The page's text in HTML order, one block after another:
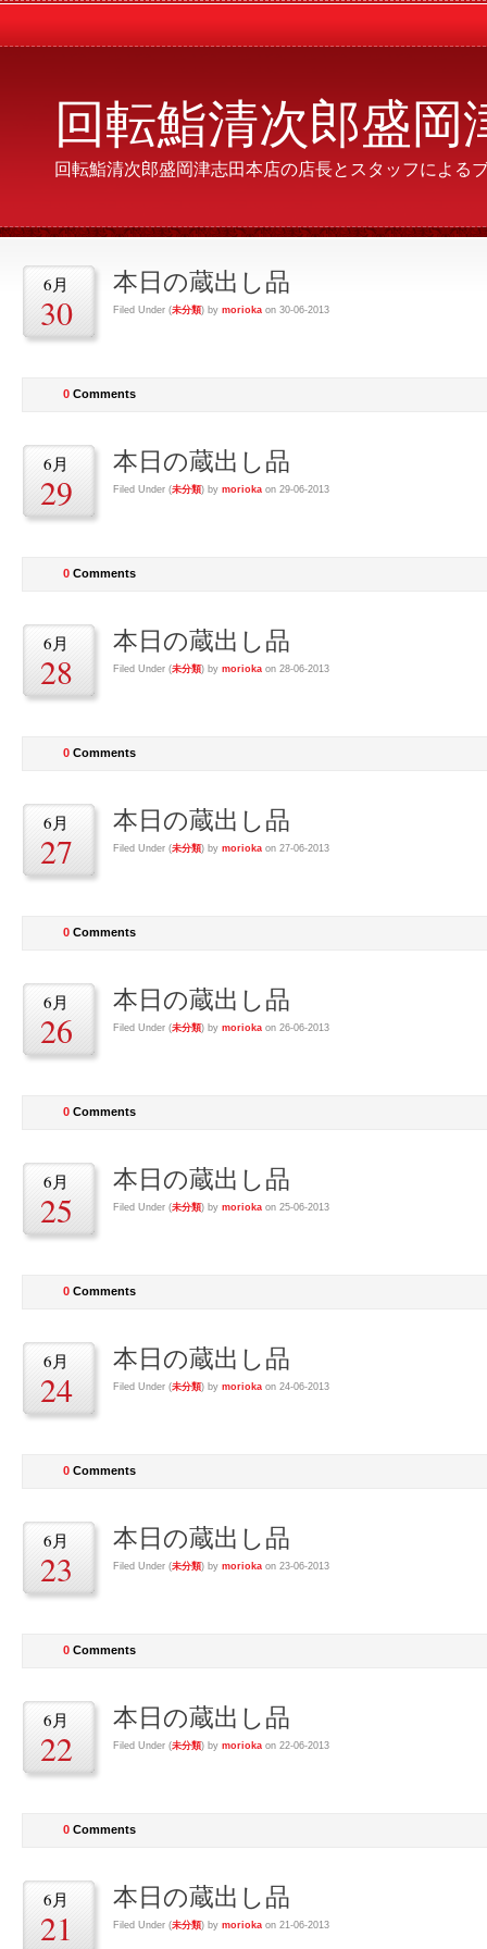
回転鮨清次郎盛
回転鮨清次郎盛岡津志田本店の店長とスタッフによる
6月
30
本日の蔵出し品
Filed Under (未分類) by morioka on 30-06-2013
0 Comments
6月
29
本日の蔵出し品
Filed Under (未分類) by morioka on 29-06-2013
0 Comments
6月
28
本日の蔵出し品
Filed Under (未分類) by morioka on 28-06-2013
0 Comments
6月
27
本日の蔵出し品
Filed Under (未分類) by morioka on 27-06-2013
0 Comments
6月
26
本日の蔵出し品
Filed Under (未分類) by morioka on 26-06-2013
0 Comments
6月
25
本日の蔵出し品
Filed Under (未分類) by morioka on 25-06-2013
0 Comments
6月
24
本日の蔵出し品
Filed Under (未分類) by morioka on 24-06-2013
0 Comments
6月
23
本日の蔵出し品
Filed Under (未分類) by morioka on 23-06-2013
0 Comments
6月
22
本日の蔵出し品
Filed Under (未分類) by morioka on 22-06-2013
0 Comments
6月
21
本日の蔵出し品
Filed Under (未分類) by morioka on 21-06-2013